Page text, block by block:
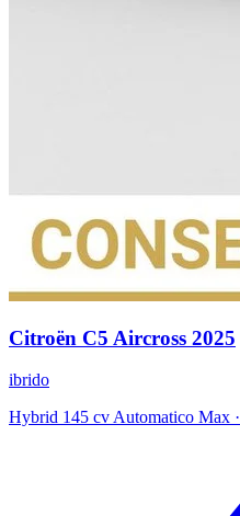
Citroën C5 Aircross 2025
ibrido
Hybrid 145 cv Automatico Max ·